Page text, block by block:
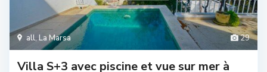
29
all, La Marsa
Villa S+3 avec piscine et vue sur mer à